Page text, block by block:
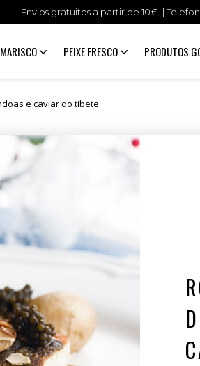
Envios gratuitos a partir de 10€. |
MARISCO PEIXE FRESCO PRODUTOS
e caviar do tibete